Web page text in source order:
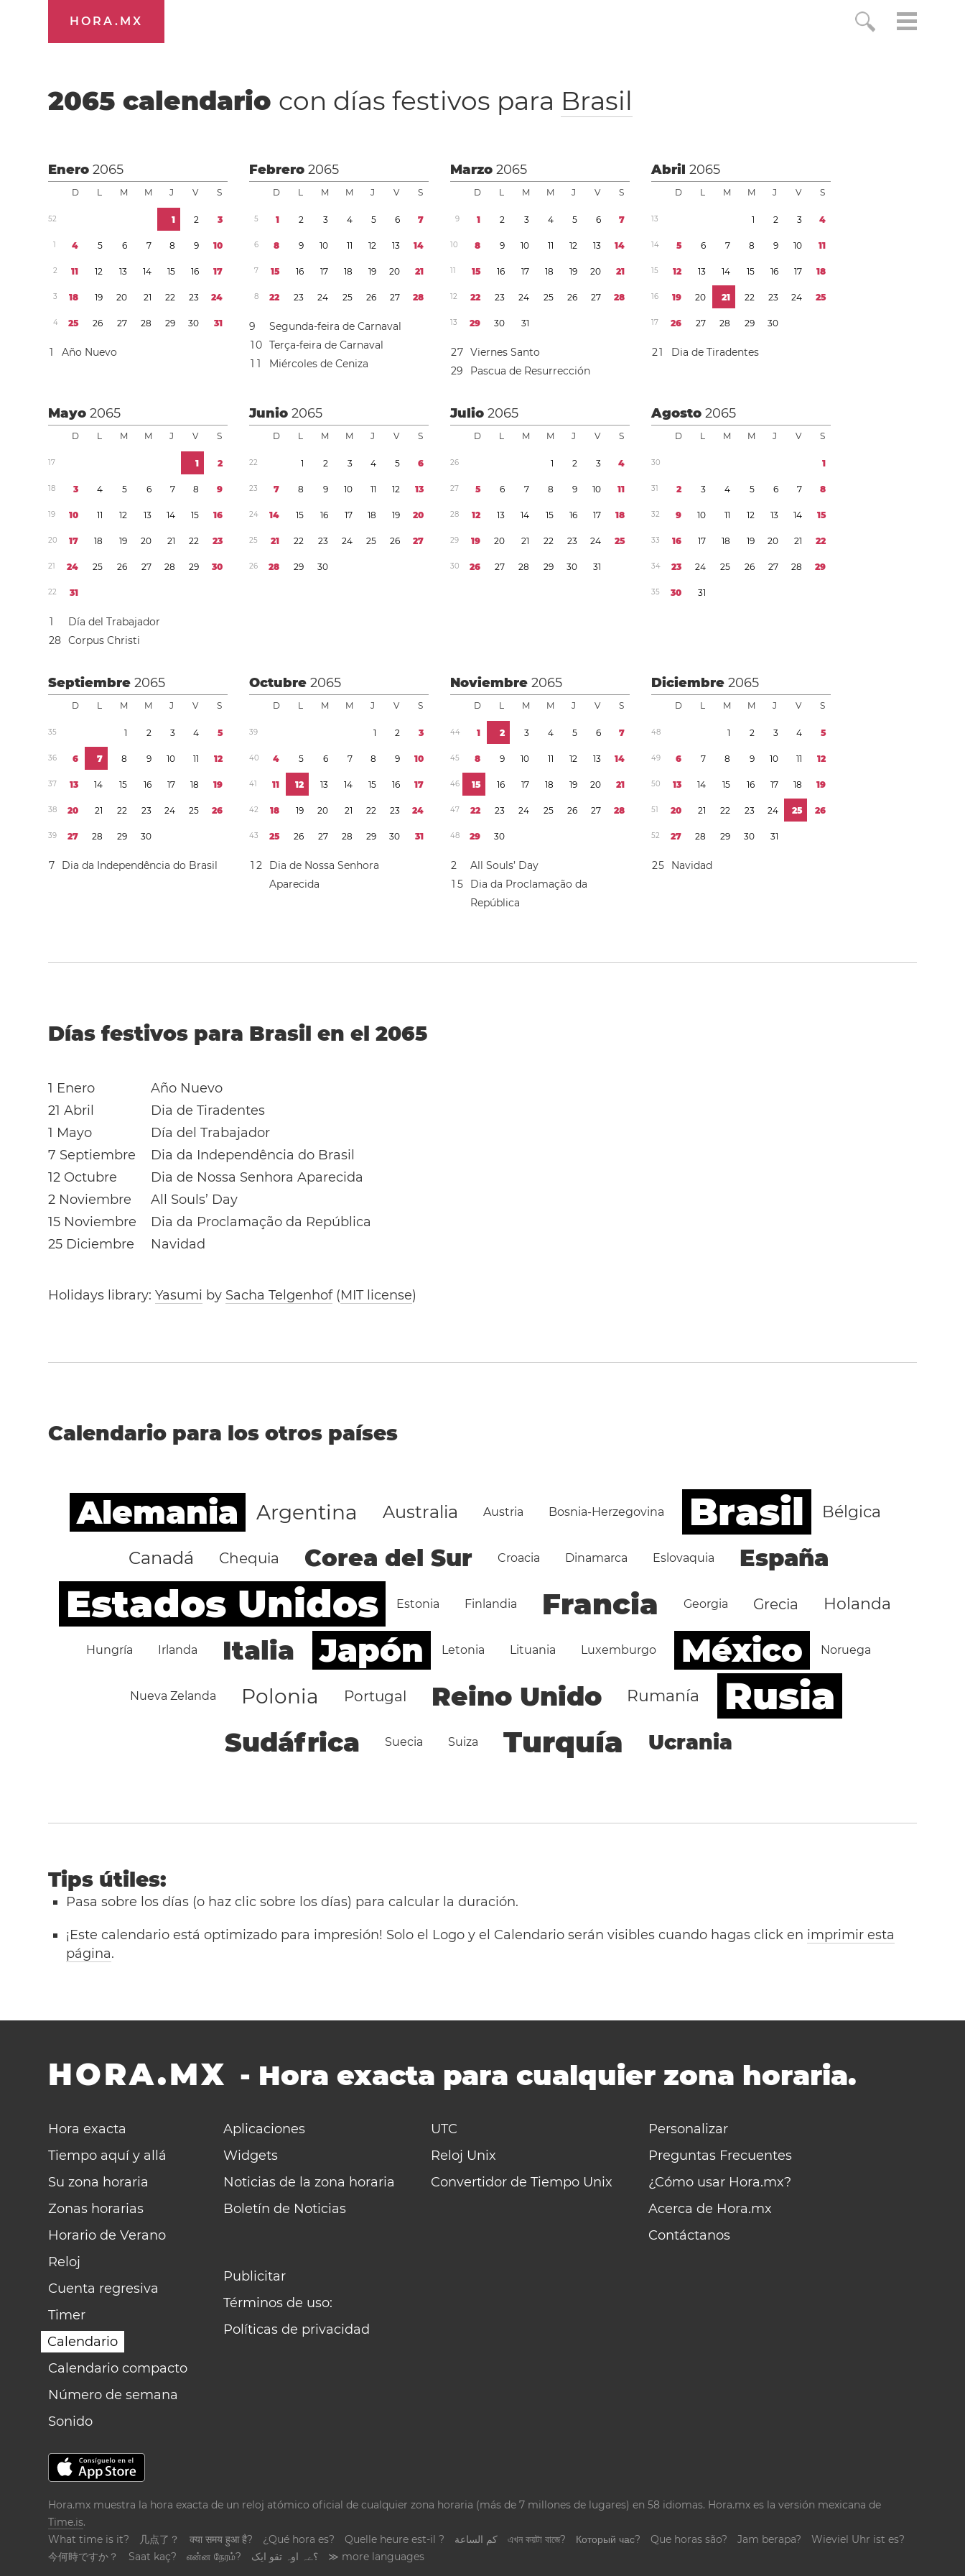
HORA.MX
2065 calendario con días festivos para Brasil
Enero2065
D L M M J V S
52 1 2 3
1 4 5 6 7 8 9 10
2 11 12 13 14 15 16 17
3 18 19 20 21 22 23 24
4 25 26 27 28 29 30 31
1 Año Nuevo
Febrero2065
D L M M J V S
5 1 2 3 4 5 6 7
6 8 9 10 11 12 13 14
7 15 16 17 18 19 20 21
8 22 23 24 25 26 27 28
9
Segunda-feira de Carnaval
10 Terça-feira de Carnaval
1 1 Miércoles de Ceniza
Marzo2065
D L M M J V S
9 1 2 3 4 5 6 7
10 8 9 10 11 12 13 14
11 15 16 17 18 19 20 21
12 22 23 24 25 26 27 28
13 29 30 31
27 Viernes Santo
29 Pascua de Resurrección
Abril2065
D L M M J V S
13 1 2 3 4
14 5 6 7 8 9 10 11
15 12 13 14 15 16 17 18
16 19 20 21 22 23 24 25
17 26 27 28 29 30
21 Dia de Tiradentes
Mayo2065
D L M M J V S
17 1 2
18 3 4 5 6 7 8 9
19 10 11 12 13 14 15 16
20 17 18 19 20 21 22 23
21 24 25 26 27 28 29 30
22 31
1
Día del Trabajador
28 Corpus Christi
Junio2065
D L M M J V S
22 1 2 3 4 5 6
23 7 8 9 10 11 12 13
24 14 15 16 17 18 19 20
25 21 22 23 24 25 26 27
26 28 29 30
Julio2065
D L M M J V S
26 1 2 3 4
27 5 6 7 8 9 10 11
28 12 13 14 15 16 17 18
29 19 20 21 22 23 24 25
30 26 27 28 29 30 31
Agosto2065
D L M M J V S
30 1
31 2 3 4 5 6 7 8
32 9 10 11 12 13 14 15
33 16 17 18 19 20 21 22
34 23 24 25 26 27 28 29
35 30 31
Septiembre2065
D L M M J V S
35 1 2 3 4 5
36 6 7 8 9 10 11 12
37 13 14 15 16 17 18 19
38 20 21 22 23 24 25 26
39 27 28 29 30
7 Dia da Independência do Brasil
Octubre2065
D L M M J V S
39 1 2 3
40 4 5 6 7 8 9 10
41 11 12 13 14 15 16 17
42 18 19 20 21 22 23 24
43 25 26 27 28 29 30 31
1 2
Dia de Nossa Senhora
Aparecida
Noviembre2065
D L M M J V S
44 1 2 3 4 5 6 7
45 8 9 10 11 12 13 14
46 15 16 17 18 19 20 21
47 22 23 24 25 26 27 28
48 29 30
2
All Souls’ Day
1 5
Dia da Proclamação da
República
Diciembre2065
D L M M J V S
48 1 2 3 4 5
49 6 7 8 9 10 11 12
50 13 14 15 16 17 18 19
51 20 21 22 23 24 25 26
52 27 28 29 30 31
25 Navidad
Días festivos para Brasil en el 2065
1 Enero
Año Nuevo
21 Abril
Dia de Tiradentes
1 Mayo
Día del Trabajador
7 Septiembre
Dia da Independência do Brasil
12 Octubre
Dia de Nossa Senhora Aparecida
2 Noviembre
All Souls’ Day
15 Noviembre
Dia da Proclamação da República
25 Diciembre
Navidad
Holidays library:Yasumi by Sacha Telgenhof(MIT license)
Calendario para los otros países
Alemania Argentina Australia Austria Bosnia-Herzegovina Brasil Bélgica
Canadá Chequia Corea del Sur Croacia Dinamarca Eslovaquia España
Estados Unidos Estonia Finlandia Francia Georgia Grecia Holanda
Hungría Irlanda Italia Japón Letonia Lituania Luxemburgo México Noruega
Nueva Zelanda Polonia Portugal Reino Unido Rumanía Rusia
Sudáfrica Suecia Suiza Turquía Ucrania
Tips útiles:
Pasa sobre los días (o haz clic sobre los días) para calcular la duración.
¡Este calendario está optimizado para impresión! Solo el Logo y el Calendario serán visibles cuando hagas click en imprimir esta
página.
HORA.MX - Hora exacta para cualquier zona horaria.
Hora exacta
Tiempo aquí y allá
Su zona horaria
Zonas horarias
Horario de Verano
Reloj
Cuenta regresiva
Timer
Calendario
Calendario compacto
Número de semana
Sonido
Aplicaciones
Widgets
Noticias de la zona horaria
Boletín de Noticias
UTC
Reloj Unix
Convertidor de Tiempo Unix
Personalizar
Preguntas Frecuentes
¿Cómo usar Hora.mx?
Acerca de Hora.mx
Contáctanos
Publicitar
Términos de uso:
Políticas de privacidad
Hora.mx muestra la hora exacta de un reloj atómico oficial de cualquier zona horaria (más de 7 millones de lugares) en 58 idiomas. Hora.mx es la versión mexicana de
Time.is.
What time is it?
几点了？ क्या समय हुआ है? ¿Qué hora es? Quelle heure est-il ? كم الساعة এখন কয়টা বাজে? Который час? Que horas são? Jam berapa?
Wieviel Uhr ist es?
今何時ですか？
Saat kaç? என்ன நேரம்? ؟ےہ اوہ تقو ایک ≫ more languages